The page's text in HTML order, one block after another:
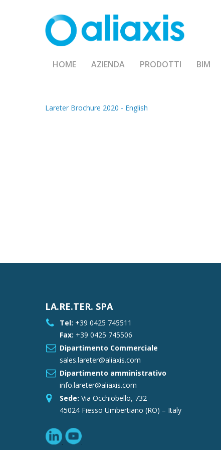
HOME AZIENDA PRODOTTI BIM
Lareter Brochure 2020 - English
LA.RE.TER. SPA
Tel: +39 0425 745511
Fax: +39 0425 745506
Dipartimento Commerciale
sales.lareter@aliaxis.com
Dipartimento amministrativo
info.lareter@aliaxis.com
Sede: Via Occhiobello, 732
45024 Fiesso Umbertiano (RO) – Italy